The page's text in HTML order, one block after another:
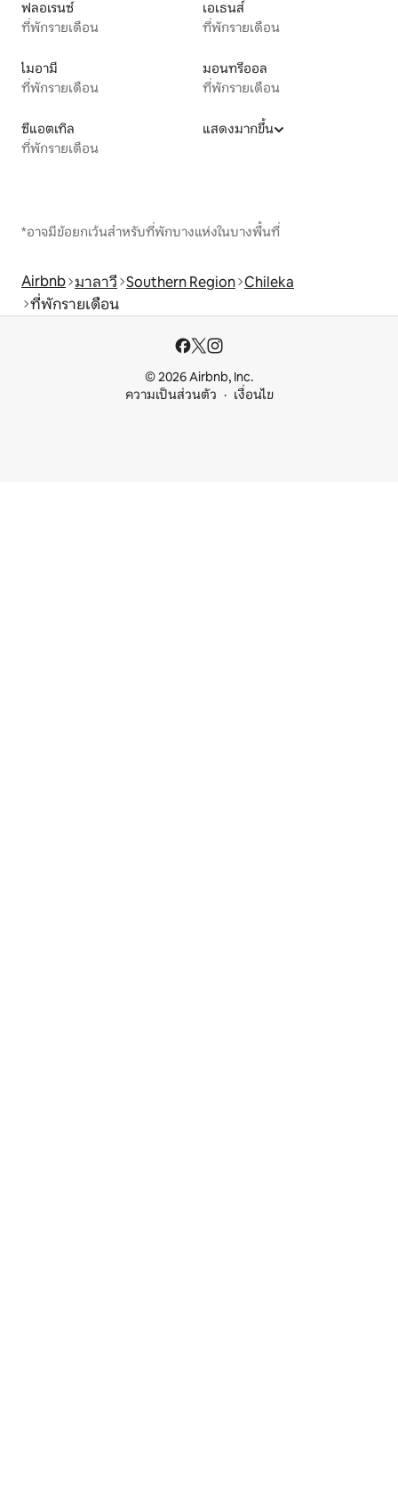
ฟลอเรนซ์
ที่พักรายเดือน
เอเธนส์
ที่พักรายเดือน
ไมอามี
ที่พักรายเดือน
มอนทรีออล
ที่พักรายเดือน
ซีแอตเทิล
ที่พักรายเดือน
แสดงมากขึ้น
*อาจมีข้อยกเว้นสำหรับที่พักบางแห่งในบางพื้นที่
Airbnb มาลาวี Southern Region Chileka
ที่พักรายเดือน
© 2026 Airbnb, Inc.
ความเป็นส่วนตัว
เงื่อนไข